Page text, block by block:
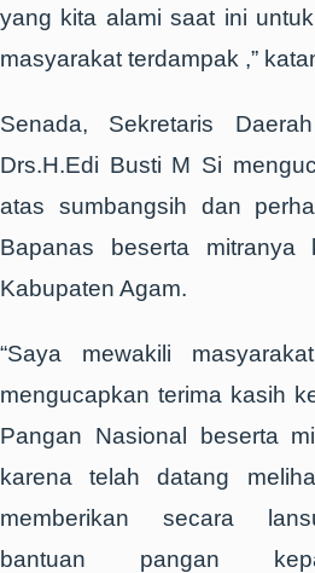
yang kita alami saat ini
masyarakat terdampak ,”
Senada, Sekretaris
Drs.H.Edi Busti M Si
atas sumbangsih dan
Bapanas beserta mitranya
Kabupaten Agam.
“Saya mewakili
mengucapkan terima kasih
Pangan Nasional beserta
karena telah datang
memberikan secara
bantuan pangan